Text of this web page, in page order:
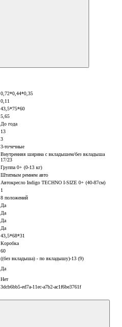
0,72*0,44*0,35
0,11
43,5*75*60
5,65
До года
13
3
3-точечные
Внутренняя ширина с вкладышем/без вкладыша
17/23
Группа 0+ (0-13 кг)
Штатным ремнем авто
Автокресло Indigo TECHNO I-SIZE 0+ (40-87см)
1
8 положений
Да
Да
Да
Да
43,5*68*31
Коробка
60
((без вкладыша) - по вкладышу)-13 (9)
Да
Нет
3dcb6bb5-ed7a-11ec-a7b2-ac1f6be3761f